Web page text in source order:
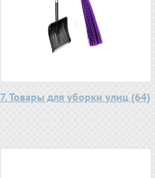
7. Товары для уборки улиц (64)